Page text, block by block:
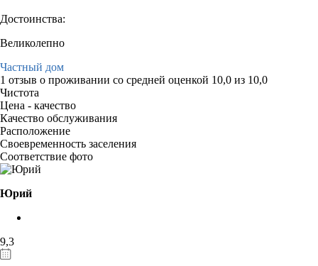
Достоинства:
Великолепно
Частный дом
1 отзыв о проживании со средней оценкой 10,0 из 10,0
Чистота
Цена - качество
Качество обслуживания
Расположение
Своевременность заселения
Соответствие фото
Юрий
9,3